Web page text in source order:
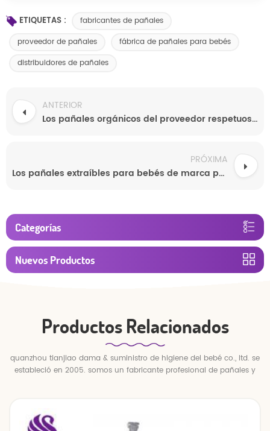
ETIQUETAS :
fabricantes de pañales
proveedor de pañales
fábrica de pañales para bebés
distribuidores de pañales
ANTERIOR
Los pañales orgánicos del proveedor respetuoso del medio ambiente de la nueva llegada venden al por mayor el pañal biodegradable del bebé de la naturaleza
PRÓXIMA
Los pañales extraíbles para bebés de marca privada más vendidos para bebés
Categorías
Nuevos Productos
Productos Relacionados
quanzhou tianjiao dama & suministro de higiene del bebé co., ltd. se
estableció en 2005. somos un fabricante profesional de pañales y